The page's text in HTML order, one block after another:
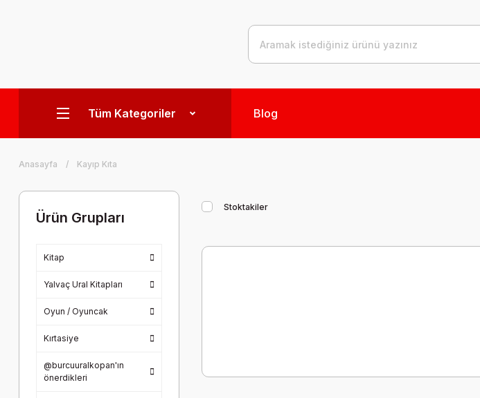
Tüm Kategoriler Blog
Anasayfa Kayıp Kıta
Ürün Grupları
Kitap
Yalvaç Ural Kitapları
Oyun / Oyuncak
Kırtasiye
@burcuuralkopan'ın
önerdikleri
Stoktakiler